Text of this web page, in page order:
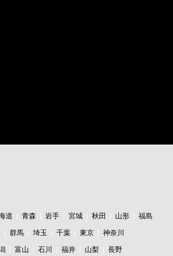
道 青森 岩手 宮城 秋田 山形 福島
群馬 埼玉 千葉 東京 神奈川
富山 石川 福井 山梨 長野